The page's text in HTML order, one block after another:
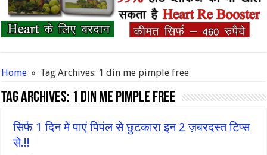
Home » Tag Archives: 1 din me pimple free
Tag Archives: 1 din me pimple free
सिर्फ 1 दिन में पाएं पिपंल से छुटकारा इन 2 ज़बरदस्त टिप्स
से.!!